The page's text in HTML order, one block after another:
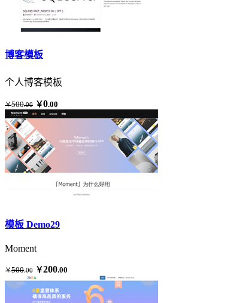
博客模板
个人博客模板
￥500.00 ￥0.00
模板 Demo29
Moment
￥500.00 ￥200.00